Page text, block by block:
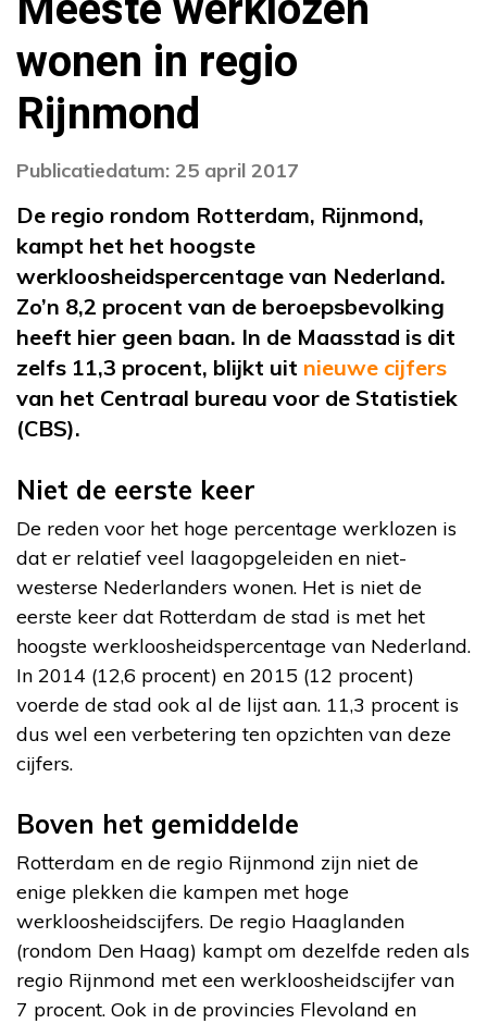
wonen in regio
Rijnmond
Publicatiedatum: 25 april 2017
De regio rondom Rotterdam, Rijnmond,
kampt het het hoogste
werkloosheidspercentage van Nederland.
Zo’n 8,2 procent van de beroepsbevolking
heeft hier geen baan. In de Maasstad is dit
zelfs 11,3 procent, blijkt uit nieuwe cijfers
van het Centraal bureau voor de Statistiek
(CBS).
Niet de eerste keer
De reden voor het hoge percentage werklozen is
dat er relatief veel laagopgeleiden en niet-
westerse Nederlanders wonen. Het is niet de
eerste keer dat Rotterdam de stad is met het
hoogste werkloosheidspercentage van Nederland.
In 2014 (12,6 procent) en 2015 (12 procent)
voerde de stad ook al de lijst aan. 11,3 procent is
dus wel een verbetering ten opzichten van deze
cijfers.
Boven het gemiddelde
Rotterdam en de regio Rijnmond zijn niet de
enige plekken die kampen met hoge
werkloosheidscijfers. De regio Haaglanden
(rondom Den Haag) kampt om dezelfde reden als
regio Rijnmond met een werkloosheidscijfer van
7 procent. Ook in de provincies Flevoland en